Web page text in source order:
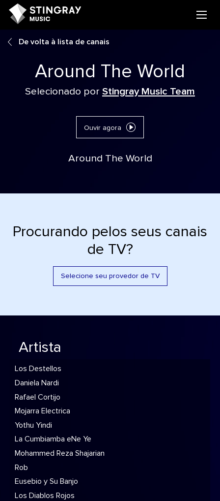
De volta à lista de canais
Around The World
Selecionado por Stingray Music Team
Ouvir agora
Around The World
Procurando pelos seus canais
de TV?
Selecione seu provedor de TV
Artista
Los Destellos
Daniela Nardi
Rafael Cortijo
Mojarra Electrica
Yothu Yindi
La Cumbiamba eNe Ye
Mohammed Reza Shajarian
Rob
Eusebio y Su Banjo
Los Diablos Rojos